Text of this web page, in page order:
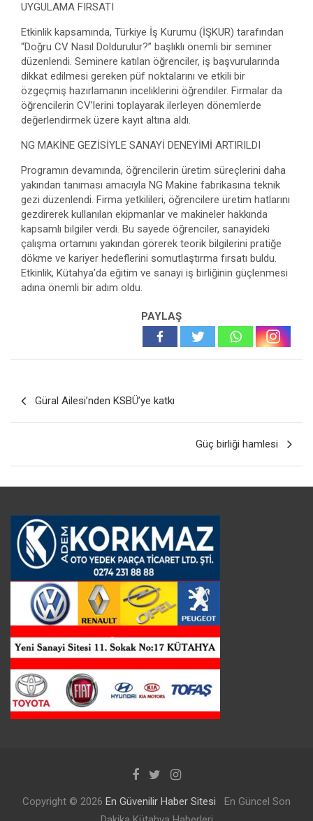
UYGULAMA FIRSATI
Etkinlik kapsamında, Türkiye İş Kurumu (İŞKUR) tarafından
“Doğru CV Nasıl Doldurulur?” başlıklı önemli bir seminer
düzenlendi. Seminere katılan öğrenciler, iş başvurularında
dikkat edilmesi gereken püf noktalarını ve etkili bir
özgeçmiş hazırlamanın inceliklerini öğrendiler. Firmalar da
öğrencilerin CV’lerini toplayarak ilerleyen dönemlerde
değerlendirmek üzere kayıt altına aldı.
NG MAKİNE GEZİSİYLE SANAYİ DENEYİMİ ARTIRILDI
Programın devamında, öğrencilerin üretim süreçlerini daha
yakından tanıması amacıyla NG Makine fabrikasına teknik
gezi düzenlendi. Firma yetkilileri, öğrencilere üretim hatlarını
gezdirerek kullanılan ekipmanlar ve makineler hakkında
kapsamlı bilgiler verdi. Bu sayede öğrenciler, sanayideki
çalışma ortamını yakından görerek teorik bilgilerini pratiğe
dökme ve kariyer hedeflerini somutlaştırma fırsatı buldu.
Etkinlik, Kütahya’da eğitim ve sanayi iş birliğinin güçlenmesi
adına önemli bir adım oldu.
PAYLAŞ
Güral Ailesi’nden KSBÜ’ye katkı
Güç birliği hamlesi
Copyright © 2026 En Güvenilir Haber Sitesi
En Güncel Son